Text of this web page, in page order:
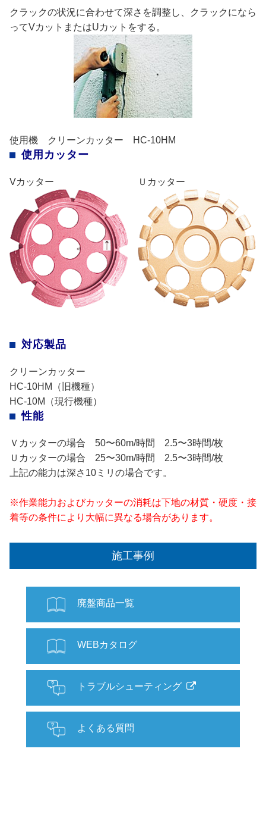
クラックの状況に合わせて深さを調整し、クラックになら
ってVカットまたはUカットをする。
使用機 クリーンカッター HC-10HM
使用カッター
Vカッター Ｕカッター
対応製品
クリーンカッター
HC-10HM（旧機種）
HC-10M（現行機種）
性能
Ｖカッターの場合 50〜60m/時間 2.5〜3時間/枚
Ｕカッターの場合 25〜30m/時間 2.5〜3時間/枚
上記の能力は深さ10ミリの場合です。
※作業能力およびカッターの消耗は下地の材質・硬度・接
着等の条件により大幅に異なる場合があります。
施工事例
廃盤商品一覧
WEBカタログ
トラブルシューティング
よくある質問